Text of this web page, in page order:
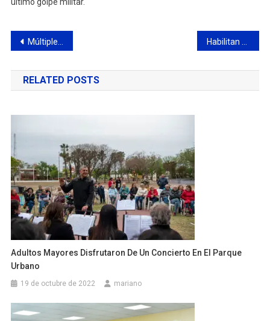
último golpe militar.
Navegación
de
entradas
Múltiples propuestas y actividades en el cierre de la Juegoteca Educativa Habilitan al tránsito la avenida Perón tras importantes obras
RELATED POSTS
Adultos Mayores Disfrutaron De Un Concierto En El Parque
Urbano
19 de octubre de 2022 mariano